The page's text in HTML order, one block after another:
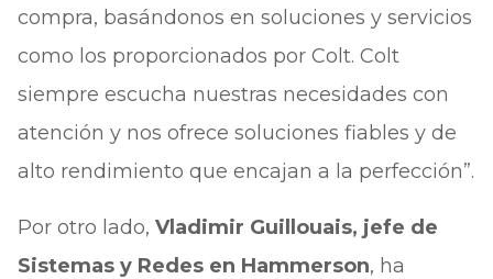
compra, basándonos en soluciones y servicios
como los proporcionados por Colt. Colt
siempre escucha nuestras necesidades con
atención y nos ofrece soluciones fiables y de
alto rendimiento que encajan a la perfección”.
Por otro lado, Vladimir Guillouais, jefe de
Sistemas y Redes en Hammerson, ha